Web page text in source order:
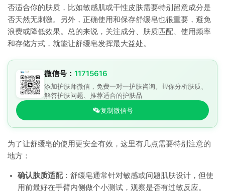
否适合你的肤质，比如敏感肌或干性皮肤需要特别留意成分是
否天然无刺激。另外，正确使用和保存舒缓皂也很重要，避免
浪费或降低效果。总的来说，关注成分、肤质匹配、使用频率
和存储方式，就能让舒缓皂发挥最大益处。
微信号： 11715616
添加护肤师微信，免费一对一护肤咨询。帮你分析肤质、
解答护肤问题、推荐适合的护肤品
复制微信号
为了让舒缓皂的使用更安全有效，这里有几点需要特别注意的
地方：
确认肤质适配：舒缓皂通常针对敏感或问题肌肤设计，但使
用前最好在手臂内侧做个小测试，观察是否有过敏反应。